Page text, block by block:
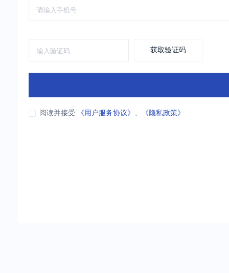
获取验证码
阅读并接受 《用户服务协议》 、 《隐私政策》